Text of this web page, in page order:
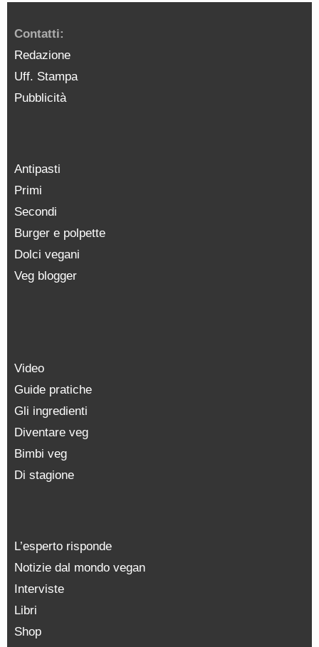
Contatti:
Redazione
Uff. Stampa
Pubblicità
Antipasti
Primi
Secondi
Burger e polpette
Dolci vegani
Veg blogger
Video
Guide pratiche
Gli ingredienti
Diventare veg
Bimbi veg
Di stagione
L’esperto risponde
Notizie dal mondo vegan
Interviste
Libri
Shop